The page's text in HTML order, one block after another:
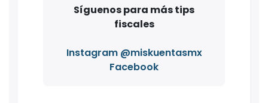
Síguenos para más tips
fiscales
Instagram @miskuentasmx
Facebook